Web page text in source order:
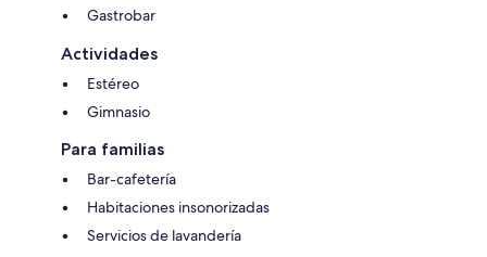
Gastrobar
Actividades
Estéreo
Gimnasio
Para familias
Bar-cafetería
Habitaciones insonorizadas
Servicios de lavandería